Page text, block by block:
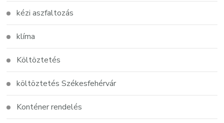
kézi aszfaltozás
klíma
Költöztetés
költöztetés Székesfehérvár
Konténer rendelés